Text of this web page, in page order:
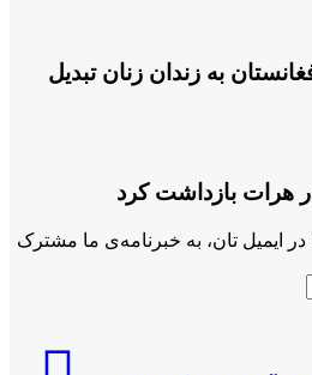
به زندان زنان تبدیل
در ایمیل تان، به خبرنامه‌ی ما مشترک